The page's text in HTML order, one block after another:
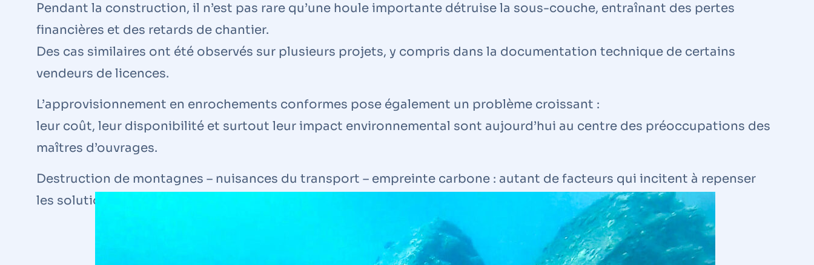
Pendant la construction, il n’est pas rare qu’une houle importante détruise la sous-couche, entraînant des pertes
financières et des retards de chantier.
Des cas similaires ont été observés sur plusieurs projets, y compris dans la documentation technique de certains
vendeurs de licences.
L’approvisionnement en enrochements conformes pose également un problème croissant :
leur coût, leur disponibilité et surtout leur impact environnemental sont aujourd’hui au centre des préoccupations des
maîtres d’ouvrages.
Destruction de montagnes – nuisances du transport – empreinte carbone : autant de facteurs qui incitent à repenser
les solutions traditionnelles.
Bloc de carapace hors profil à cause d’un défaut de la sous-couche en enrochements naturels